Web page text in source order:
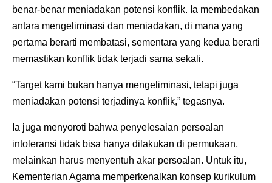
benar-benar meniadakan potensi konflik. Ia membedakan
antara mengeliminasi dan meniadakan, di mana yang
pertama berarti membatasi, sementara yang kedua berarti
memastikan konflik tidak terjadi sama sekali.
“Target kami bukan hanya mengeliminasi, tetapi juga
meniadakan potensi terjadinya konflik,” tegasnya.
Ia juga menyoroti bahwa penyelesaian persoalan
intoleransi tidak bisa hanya dilakukan di permukaan,
melainkan harus menyentuh akar persoalan. Untuk itu,
Kementerian Agama memperkenalkan konsep kurikulum